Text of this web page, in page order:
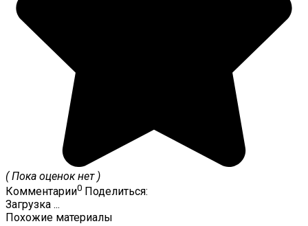
( Пока оценок нет )
Комментарии0 Поделиться:
Загрузка ...
Похожие материалы